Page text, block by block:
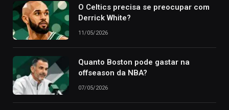
O Celtics precisa se preocupar com
Derrick White?
11/05/2026
Quanto Boston pode gastar na
offseason da NBA?
07/05/2026